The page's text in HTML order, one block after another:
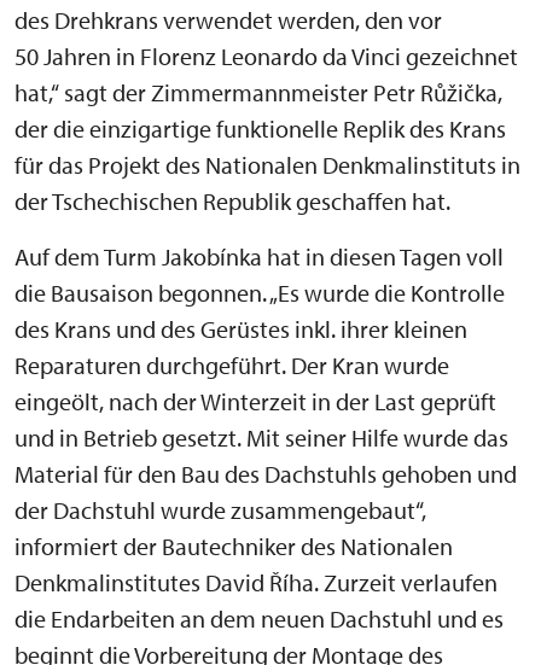
des Drehkrans verwendet werden, den vor
50 Jahren in Florenz Leonardo da Vinci gezeichnet
hat,“ sagt der Zimmermannmeister Petr Růžička,
der die einzigartige funktionelle Replik des Krans
für das Projekt des Nationalen Denkmalinstituts in
der Tschechischen Republik geschaffen hat.
Auf dem Turm Jakobínka hat in diesen Tagen voll
die Bausaison begonnen. „Es wurde die Kontrolle
des Krans und des Gerüstes inkl. ihrer kleinen
Reparaturen durchgeführt. Der Kran wurde
eingeölt, nach der Winterzeit in der Last geprüft
und in Betrieb gesetzt. Mit seiner Hilfe wurde das
Material für den Bau des Dachstuhls gehoben und
der Dachstuhl wurde zusammengebaut“,
informiert der Bautechniker des Nationalen
Denkmalinstitutes David Říha. Zurzeit verlaufen
die Endarbeiten an dem neuen Dachstuhl und es
beginnt die Vorbereitung der Montage des